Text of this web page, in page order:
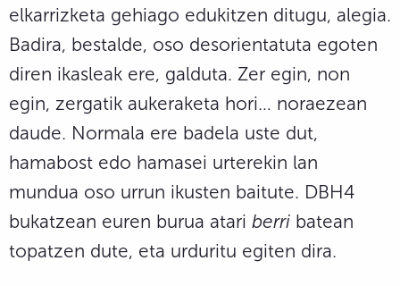
elkarrizketa gehiago edukitzen ditugu, alegia.
Badira, bestalde, oso desorientatuta egoten
diren ikasleak ere, galduta. Zer egin, non
egin, zergatik aukeraketa hori… noraezean
daude. Normala ere badela uste dut,
hamabost edo hamasei urterekin lan
mundua oso urrun ikusten baitute. DBH4
bukatzean euren burua atari berri batean
topatzen dute, eta urduritu egiten dira.